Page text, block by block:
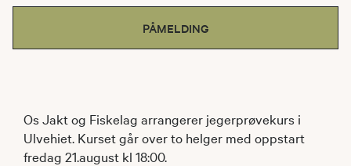
PÅMELDING
Os Jakt og Fiskelag arrangerer jegerprøvekurs i
Ulvehiet. Kurset går over to helger med oppstart
fredag 21.august kl 18:00.